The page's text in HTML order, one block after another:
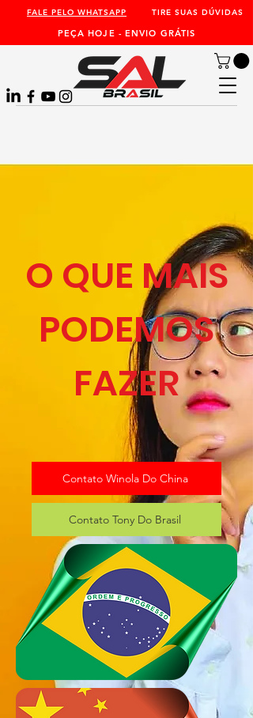
FALE PELO WHATSAPP TIRE SUAS DÚVIDAS
PEÇA HOJE - ENVIO GRÁTIS
O QUE MAIS
PODEMOS
FAZER
Contato Winola Do China
Contato Tony Do Brasil